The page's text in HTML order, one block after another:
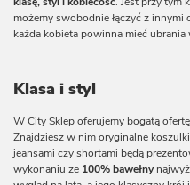
możemy swobodnie łączyć z
każda kobieta powinna mieć
Klasa i styl
W City Sklep oferujemy bogatą
Znajdziesz w nim oryginalne
jeansami czyshortami będą
wykonaniu ze 100% bawełny